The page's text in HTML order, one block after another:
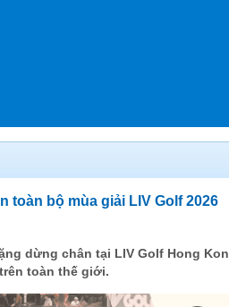
toàn bộ mùa giải LIV Golf 2026
dừng chân tại LIV Golf Hong
toàn thế giới.